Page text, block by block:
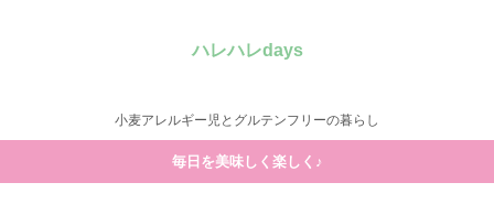
ハレハレdays
小麦アレルギー児とグルテンフリーの暮らし
毎日を美味しく楽しく♪